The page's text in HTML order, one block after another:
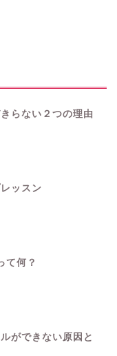
らない２つの理由
ッスン
て何？
ができない原因と